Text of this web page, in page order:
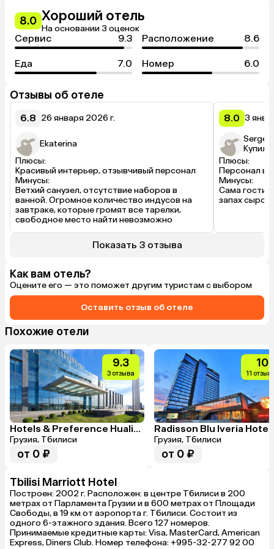
8.0 Хороший отель
На основании 3 оценок
Сервис 9.3 Расположение 8.6
Еда 7.0 Номер 6.0
Отзывы об отеле
6.8 26 января 2026 г.
Ekaterina
Плюсы:
Красивый интерьер, отзывчивый персонал
Минусы:
Ветхий санузел, отсутствие наборов в
ванной. Огромное количество индусов на
завтраке, которые громят все тарелки,
свободное место найти невозможно
8.0 3
Sergey
Плюсы:
Персонал
Минусы:
Сама
запах
Показать 3 отзыва
Как вам отель?
Оцените его — это поможет другим туристам с выбором
Оставить отзыв об отеле
Похожие отели
9.3
3 отзыва
Hotels & Preference Hualing Tbilisi
Грузия, Тбилиси
от 0 ₽
10
11
Radisson Blu Iveria Hotel
Грузия, Тбилиси
от 0 ₽
Tbilisi Marriott Hotel
Построен: 2002 г. Расположен: в центре Тбилиси в 200
метрах от Парламента Грузии и в 600 метрах от Площади
Свободы, в 19 км от аэропорта г. Тбилиси. Состоит из
одного 6-этажного здания. Всего 127 номеров.
Принимаемые кредитные карты: Visa, MasterCard, American
Express, Diners Club. Номер телефона: +995-32-277 92 00